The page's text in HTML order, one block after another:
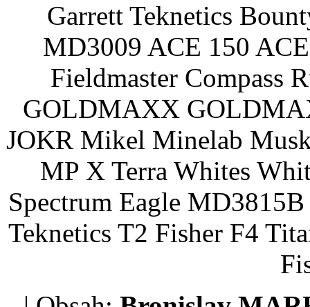
Garrett Teknetics
MD3009 ACE 150
Fieldmaster Compass
GOLDMAXX
JOKR Mikel Minelab
MP X Terra Whites
Spectrum Eagle
Teknetics T2 Fisher F4